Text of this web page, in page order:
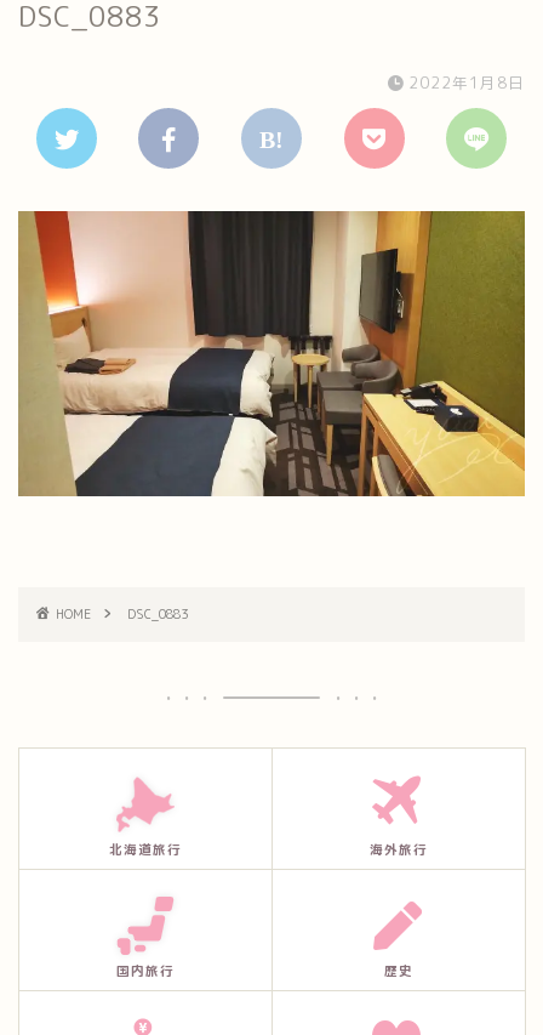
DSC_0883
2022年1月8日
HOME DSC_0883
北海道旅行 海外旅行
国内旅行 歴史